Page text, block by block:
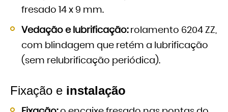
fresado 14 x 9 mm.
Vedação e lubrificação:rolamento 6204 ZZ,
com blindagem que retém a lubrificação
(sem relubrificação periódica).
Fixação e instalação